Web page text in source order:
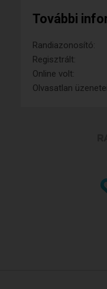
További
Randiazonosító:
Regisztrált:
Online volt:
Olvasatlan